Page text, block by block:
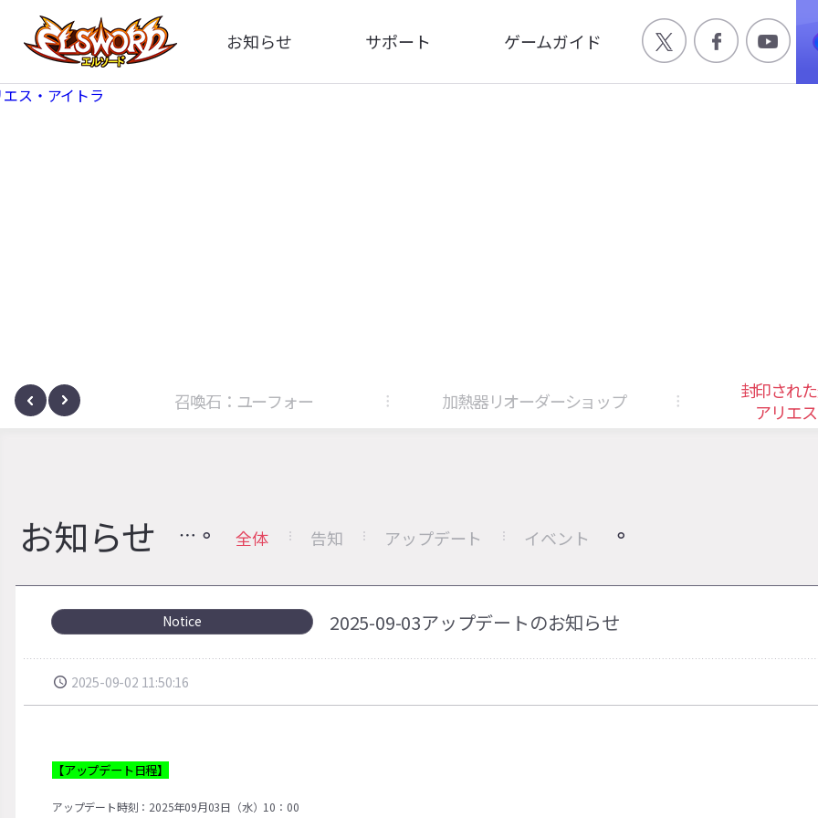
お知らせ
全体
サポート
FAQ
ゲームガイド
ゲーム特徴
サノヴァ 召喚石：ユーフォー 加熱器リオーダーショップ
封印され
アリエ
お知らせ 全体 告知 アップデート イベント
Notice 2025-09-03アップデートのお知らせ
2025-09-02 11:50:16
【アップデート日程】
アップデート時刻：2025年09月03日（水）10：00